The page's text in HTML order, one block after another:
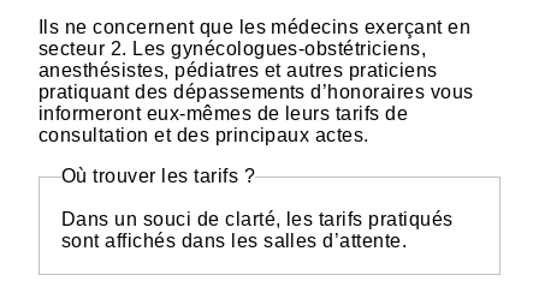
Ils ne concernent que les médecins exerçant en
secteur 2. Les gynécologues-obstétriciens,
anesthésistes, pédiatres et autres praticiens
pratiquant des dépassements d’honoraires vous
informeront eux-mêmes de leurs tarifs de
consultation et des principaux actes.
Où trouver les tarifs ?
Dans un souci de clarté, les tarifs pratiqués
sont affichés dans les salles d’attente.